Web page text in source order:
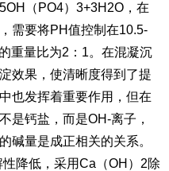
（PO4）3+3H2O，在
需要将PH值控制在10.5-
重量比为2：1。在混凝沉
效果，使清晰度得到了提
也发挥着重要作用，但在
是钙盐，而是OH-离子，
碱量是成正相关的关系。
降低，采用Ca（OH）2除